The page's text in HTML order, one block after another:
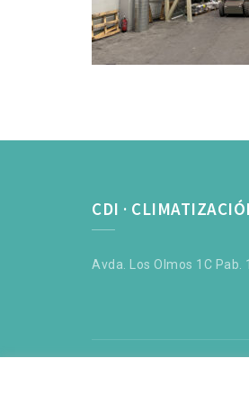
CDI ·
Avda. Los Olmos 1C